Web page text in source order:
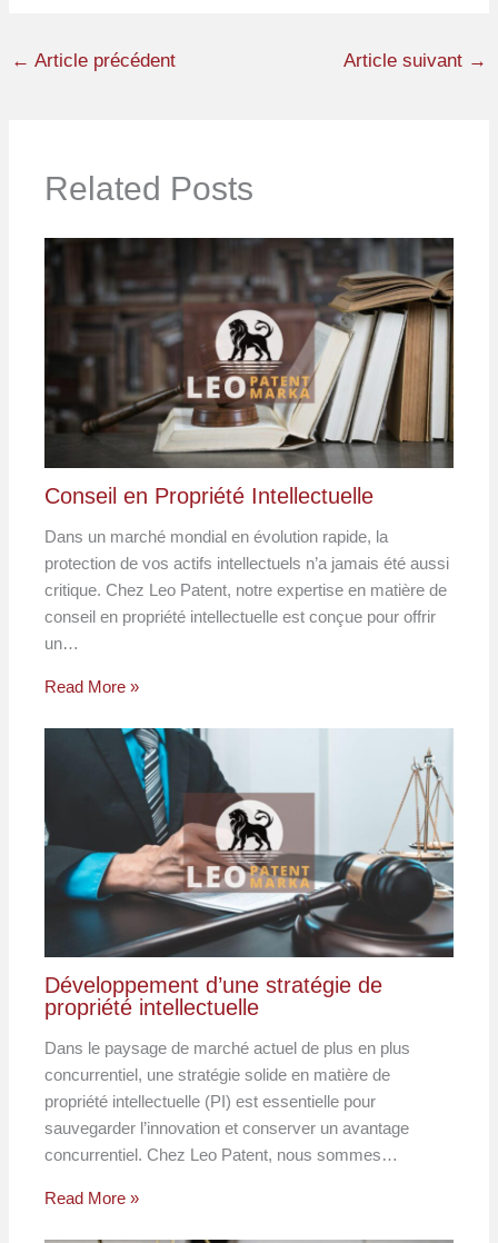
← Article précédent Article suivant →
Related Posts
Conseil en Propriété Intellectuelle
Dans un marché mondial en évolution rapide, la
protection de vos actifs intellectuels n’a jamais été aussi
critique. Chez Leo Patent, notre expertise en matière de
conseil en propriété intellectuelle est conçue pour offrir
un…
Read More »
Développement d’une stratégie de
propriété intellectuelle
Dans le paysage de marché actuel de plus en plus
concurrentiel, une stratégie solide en matière de
propriété intellectuelle (PI) est essentielle pour
sauvegarder l’innovation et conserver un avantage
concurrentiel. Chez Leo Patent, nous sommes…
Read More »